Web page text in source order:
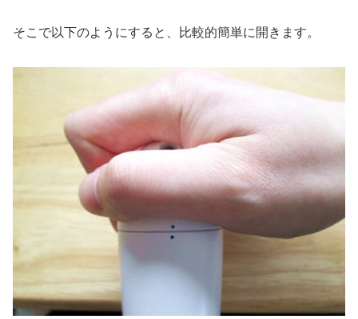
そこで以下のようにすると、比較的簡単に開きます。